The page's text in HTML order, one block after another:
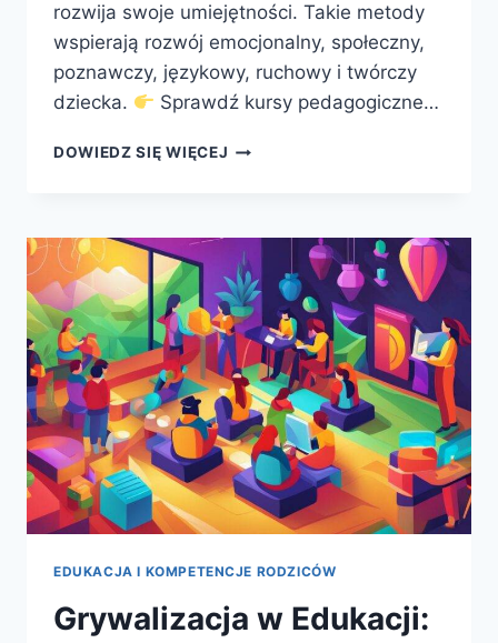
rozwija swoje umiejętności. Takie metody
wspierają rozwój emocjonalny, społeczny,
poznawczy, językowy, ruchowy i twórczy
dziecka.
Sprawdź kursy pedagogiczne…
DOWIEDZ SIĘ WIĘCEJ SKUTECZNE
PRZEDSZKOLU
EDUKACJA I KOMPETENCJE RODZICÓW
Grywalizacja w Edukacji: